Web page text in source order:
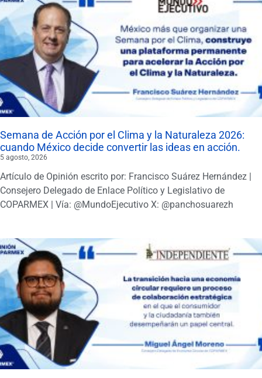
Semana de Acción por el Clima y la Naturaleza 2026:
cuando México decide convertir las ideas en acción.
5 agosto, 2026
Artículo de Opinión escrito por: Francisco Suárez Hernández |
Consejero Delegado de Enlace Político y Legislativo de
COPARMEX | Vía: @MundoEjecutivo X: @panchosuarezh